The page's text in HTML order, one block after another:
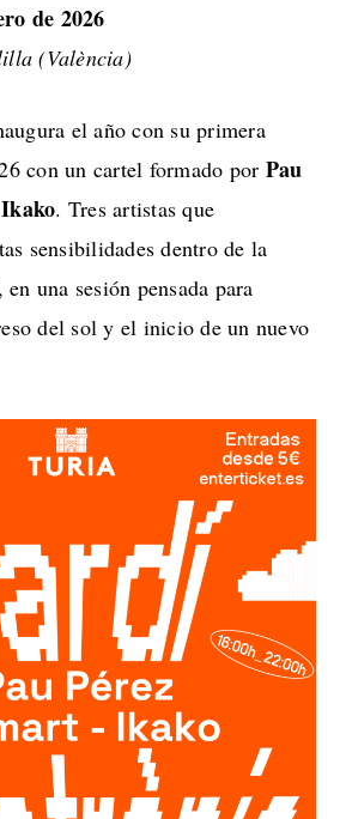
de 2026
(València)
el año con su primera
con un cartel formado por Pau
. Tres artistas que
sensibilidades dentro de la
una sesión pensada para
del sol y el inicio de un nuevo